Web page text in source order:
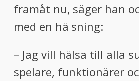
framåt nu, säger han
med en hälsning:
– Jag vill hälsa till alla
spelare, funktionärer